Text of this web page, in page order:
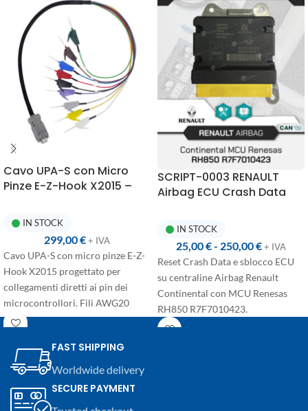
che abilitano l'account per la
prima volta
Rinnovo
: +365 giorni dalla data di
scadenza, prezzo scontato per chi
ha già un abbonamento attivo e
vuole rinnovarlo
Cavo UPA-S con Micro
Pinze E-Z-Hook X2015 –
IN STOCK
299,00€+ IVA
Cavo UPA-S con micro pinze E-Z-
Hook X2015 progettato per
collegamenti diretti ai pin dei
microcontrollori. Fili AWG20
ultraflessibili in silicone per
SCRIPT-0003 RENAULT
Airbag ECU Crash Data
Programmer
IN STOCK
25,00€- 250,00€+ IVA
Reset Crash Data e sblocco ECU
su centraline Airbag Renault
Continental con MCU Renesas
RH850 R7F7010423.
Procedura completamente
FAST SHIPPING
Worldwide delivery
SECURE PAYMENT